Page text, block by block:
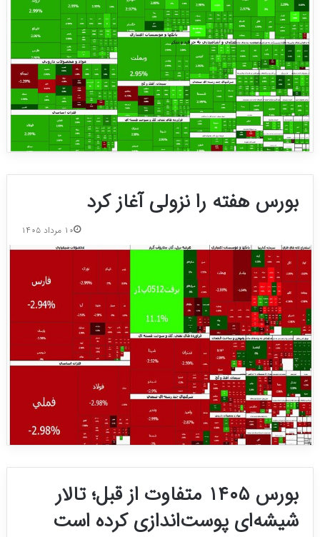
بورس هفته را نزولی آغاز کرد
۱۰ مرداد ۱۴۰۵
بورس ۱۴۰۵ متفاوت از قبل؛ تالار
شیشه‌ای پوست‌اندازی کرده است